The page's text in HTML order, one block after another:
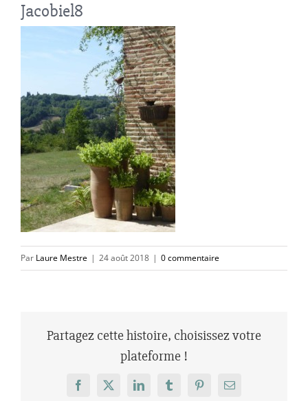
Jacobiel8
Par Laure Mestre | 24 août 2018 | 0 commentaire
Partagez cette histoire, choisissez votre
plateforme !
Facebook
X LinkedInTumblrPinterestEmail